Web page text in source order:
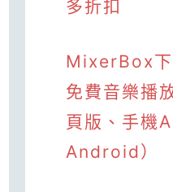
多折扣
MixerBox
免費音樂播
頁版、手機
Android）